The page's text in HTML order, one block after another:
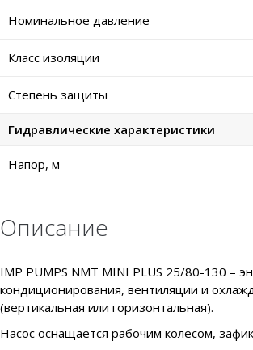
Номинальное давление
Класс изоляции
Степень защиты
Гидравлические характеристики
Напор, м
Описание
IMP PUMPS NMT MINI PLUS 25/80-130 –
кондиционирования, вентиляции и
(вертикальная или горизонтальная).
Насос оснащается рабочим колесом,